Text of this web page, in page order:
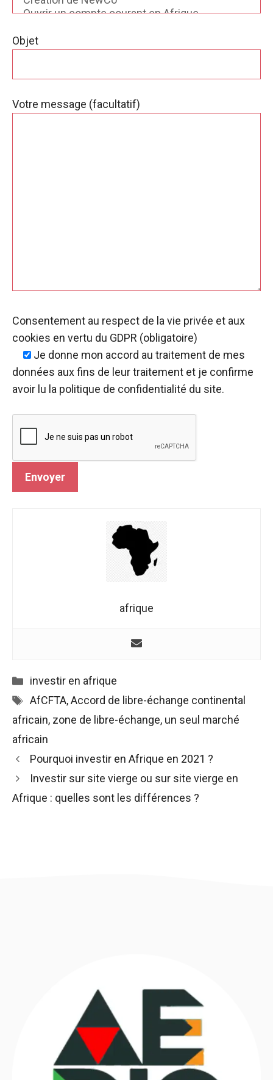
Objet
Votre message (facultatif)
Consentement au respect de la vie privée et aux
cookies en vertu du GDPR (obligatoire)
Je donne mon accord au traitement de mes
données aux fins de leur traitement et je confirme
avoir lu la politique de confidentialité du site.
afrique
Catégories
investir en afrique
Étiquettes
AfCFTA,Accord de libre-échange continental
africain, zone de libre-échange, un seul marché
africain
Navigation
des
articles
Pourquoi investir en Afrique en 2021 ?
Investir sur site vierge ou sur site vierge en
Afrique : quelles sont les différences ?